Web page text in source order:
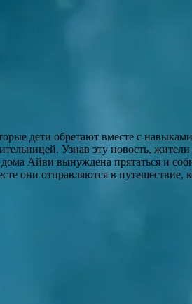
дети обретают вместе с
Узнав эту новость,
Айви вынуждена прятаться и
они отправляются в путешествие,